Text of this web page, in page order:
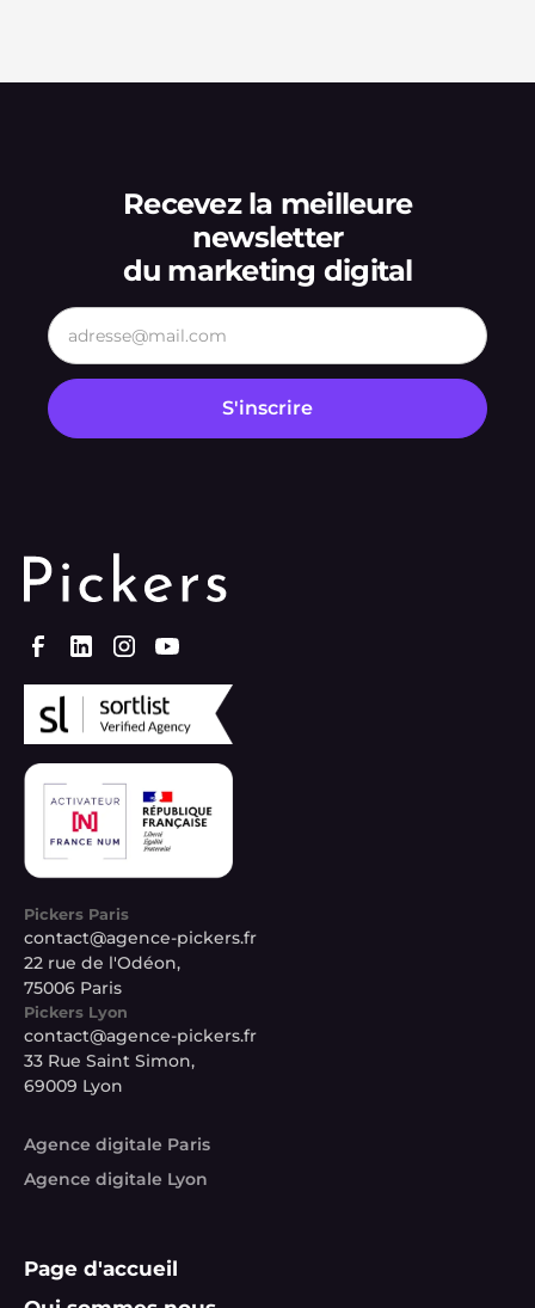
Recevez la meilleure
newsletter
du marketing digital
Pickers Paris
contact@agence-pickers.fr
22 rue de l'Odéon,
75006 Paris
Pickers Lyon
contact@agence-pickers.fr
33 Rue Saint Simon,
69009 Lyon
Agence digitale Paris
Agence digitale Lyon
Page d'accueil